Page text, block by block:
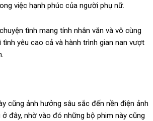
việc hạnh phúc của người phụ nữ.
tình mang tính nhân văn và vô cùng
yêu cao cả và hành trình gian nan vượt
cũng ảnh hưởng sâu sắc đến nền điện ảnh
đây, nhờ vào đó những bộ phim này cũng